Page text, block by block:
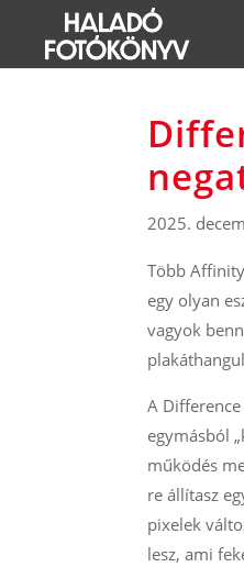
2025.
Több
egy olyan
vagyok
A
egymásból
működés
re állítasz
pixelek
lesz, ami